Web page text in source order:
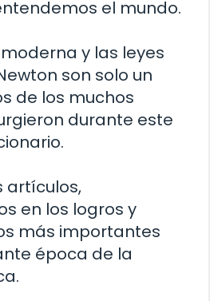
el mundo.
y las leyes
son solo un
de los muchos
durante este
artículos,
en los logros y
más importantes
época de la